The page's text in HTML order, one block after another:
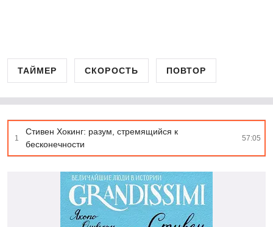
ТАЙМЕР СКОРОСТЬ ПОВТОР
1
Стивен Хокинг: разум, стремящийся к
бесконечности
57:05